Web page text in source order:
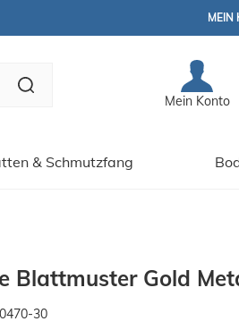
MEIN
Mein Konto
& Schmutzfang
Blattmuster Gold
30